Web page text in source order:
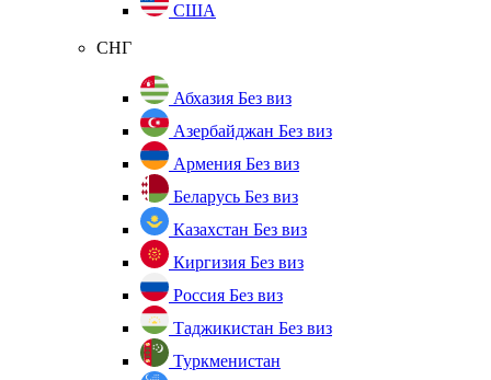
США
СНГ
Абхазия Без виз
Азербайджан Без виз
Армения Без виз
Беларусь Без виз
Казахстан Без виз
Киргизия Без виз
Россия Без виз
Таджикистан Без виз
Туркменистан